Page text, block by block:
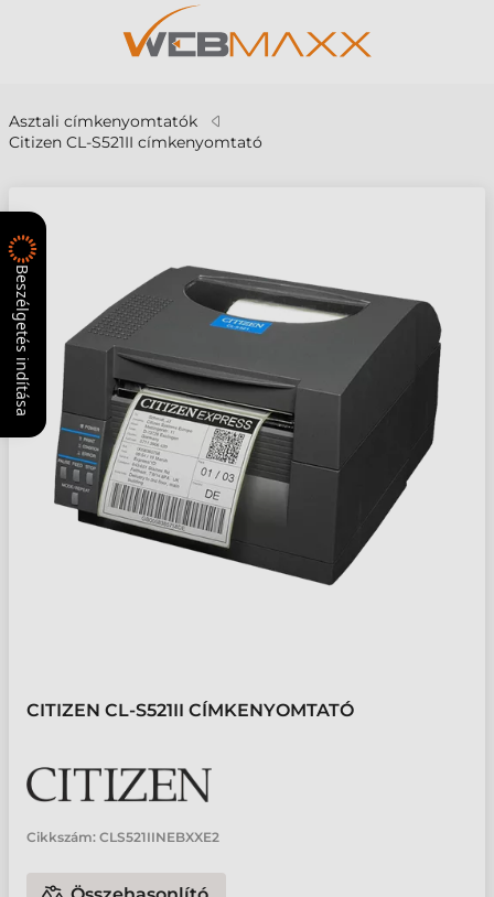
Asztali címkenyomtatók
Citizen CL-S521II címkenyomtató
CITIZEN CL-S521II CÍMKENYOMTATÓ
Cikkszám: CLS521IINEBXXE2
Beszélgetés indítása